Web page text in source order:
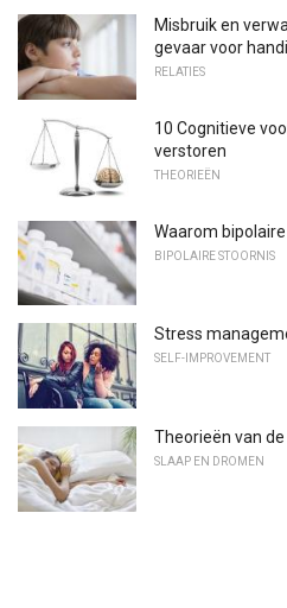
Misbruik en
gevaar voor
RELATIES
10 Cognitieve
verstoren
THEORIEËN
Waarom
BIPOLAIRE STOORNIS
Stress
SELF-IMPROVEMENT
Theorieën van de
SLAAP EN DROMEN